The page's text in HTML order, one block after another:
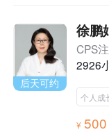
后天可约
徐鹏
CPS
2926
个人成
¥ 500